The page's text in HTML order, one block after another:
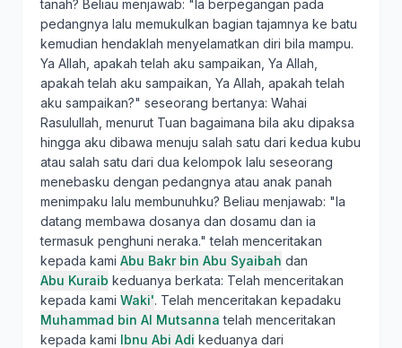
tanah? Beliau menjawab: "Ia berpegangan pada
pedangnya lalu memukulkan bagian tajamnya ke batu
kemudian hendaklah menyelamatkan diri bila mampu.
Ya Allah, apakah telah aku sampaikan, Ya Allah,
apakah telah aku sampaikan, Ya Allah, apakah telah
aku sampaikan?" seseorang bertanya: Wahai
Rasulullah, menurut Tuan bagaimana bila aku dipaksa
hingga aku dibawa menuju salah satu dari kedua kubu
atau salah satu dari dua kelompok lalu seseorang
menebasku dengan pedangnya atau anak panah
menimpaku lalu membunuhku? Beliau menjawab: "Ia
datang membawa dosanya dan dosamu dan ia
termasuk penghuni neraka." telah menceritakan
kepada kami Abu Bakr bin Abu Syaibah dan
Abu Kuraib keduanya berkata: Telah menceritakan
kepada kami Waki'. Telah menceritakan kepadaku
Muhammad bin Al Mutsanna telah menceritakan
kepada kami Ibnu Abi Adi keduanya dari